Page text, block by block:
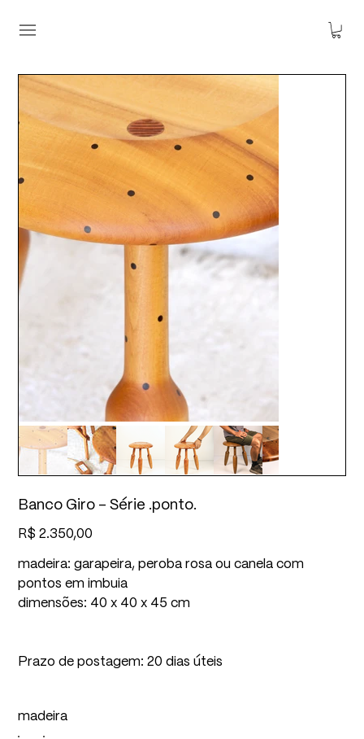
Banco Giro - Série .ponto.
Preço
R$ 2.350,00
madeira: garapeira, peroba rosa ou canela com
pontos em imbuia
dimensões: 40 x 40 x 45 cm
Prazo de postagem: 20 dias úteis
madeira